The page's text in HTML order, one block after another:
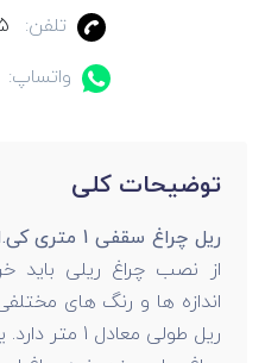
تلفن:
واتساپ:
توضیحات کلی
ریل چراغ سقفی 1 متری کی.اچ
از نصب چراغ ریلی باید
اندازه ها و رنگ های
ریل طولی